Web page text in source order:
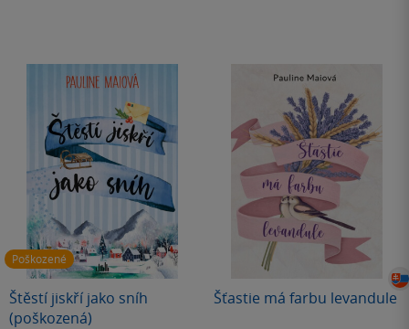
Poškozené
Štěstí jiskří jako sníh
(poškozená)
Šťastie má farbu levandule